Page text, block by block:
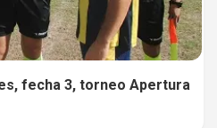
fecha 3, torneo Apertura